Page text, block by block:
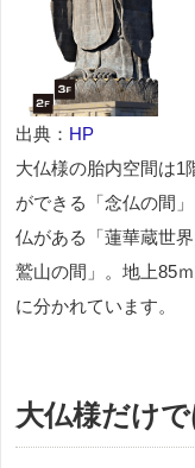
出典： HP
大仏様の胎内空間は1
ができる「念仏の間
仏がある「蓮華蔵世
鷲山の間」。地上85
に分かれています。
大仏様だけ